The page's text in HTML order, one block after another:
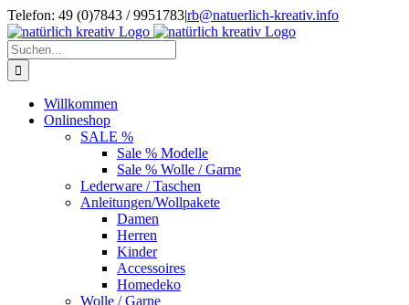
Zum
Inhalt
springen
Telefon: 49 (0)7843 / 9951783|rb@natuerlich-kreativ.info
Suche
nach:
Willkommen
Onlineshop
SALE %
Sale % Modelle
Sale % Wolle / Garne
Lederware / Taschen
Anleitungen/Wollpakete
Damen
Herren
Kinder
Accessoires
Homedeko
Wolle / Garne